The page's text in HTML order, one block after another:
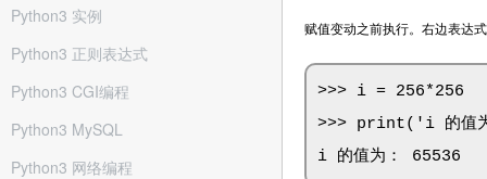
Python3 实例
Python3 正则表达式
Python3 CGI编程
Python3 MySQL
Python3 网络编程
赋值变动之前执行。右边表达
>>> i = 256*256
>>> print('i 的值
i 的值为： 65536